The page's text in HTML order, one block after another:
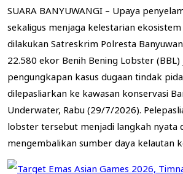
SUARA BANYUWANGI – Upaya
sekaligus menjaga kelestarian
dilakukan Satreskrim Polresta
22.580 ekor Benih Bening Lobster
pengungkapan kasus dugaan tindak
dilepasliarkan ke kawasan konservasi
Underwater, Rabu (29/7/2026).
lobster tersebut menjadi langkah nyata
mengembalikan sumber daya kelautan